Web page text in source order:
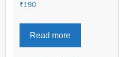
₹190
Read more